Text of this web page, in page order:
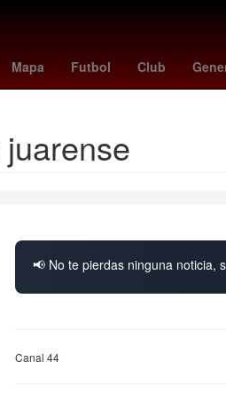
Mapa Futbol Club
Rusia kosovo - suiza
📢 No te pierdas ninguna noticia,
Canal 44